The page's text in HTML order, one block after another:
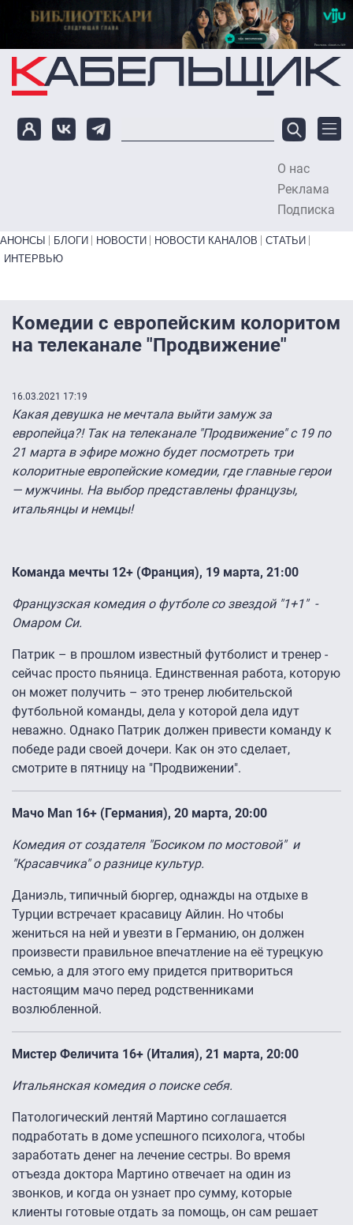
Перейти к основному содержанию
О нас
Реклама
Подписка
Primary links bottom
АНОНСЫ БЛОГИ НОВОСТИ НОВОСТИ КАНАЛОВ
СТАТЬИ
ИНТЕРВЬЮ
Комедии с европейским колоритом
на телеканале "Продвижение"
16.03.2021 17:19
Какая девушка не мечтала выйти замуж за
европейца?! Так на телеканале "Продвижение" с 19 по
21 марта в эфире можно будет посмотреть три
колоритные европейские комедии, где главные герои
— мужчины. На выбор представлены французы,
итальянцы и немцы!
Команда мечты 12+ (Франция), 19 марта, 21:00
Французская комедия о футболе со звездой "1+1" -
Омаром Си.
Патрик – в прошлом известный футболист и тренер -
сейчас просто пьяница. Единственная работа, которую
он может получить – это тренер любительской
футбольной команды, дела у которой дела идут
неважно. Однако Патрик должен привести команду к
победе ради своей дочери. Как он это сделает,
смотрите в пятницу на "Продвижении".
Мачо Мan 16+ (Германия), 20 марта, 20:00
Комедия от создателя "Босиком по мостовой" и
"Красавчика" о разнице культур.
Даниэль, типичный бюргер, однажды на отдыхе в
Турции встречает красавицу Айлин. Но чтобы
жениться на ней и увезти в Германию, он должен
произвести правильное впечатление на её турецкую
семью, а для этого ему придется притвориться
настоящим мачо перед родственниками
возлюбленной.
Мистер Феличита 16+ (Италия), 21 марта, 20:00
Итальянская комедия о поиске себя.
Патологический лентяй Мартино соглашается
подработать в доме успешного психолога, чтобы
заработать денег на лечение сестры. Во время
отъезда доктора Мартино отвечает на один из
звонков, и когда он узнает про сумму, которые
клиенты готовые отдать за помощь, он сам решает